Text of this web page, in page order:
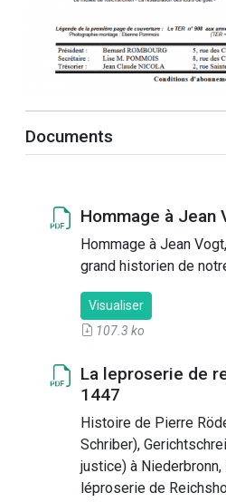
Documents
Hommage à Jean
Hommage à Jean
grand historien de
Visualiser
107.3 ko
La leproserie de
1447
Histoire de Pierre
Schriber),
justice) à Niederbronn,
léproserie de